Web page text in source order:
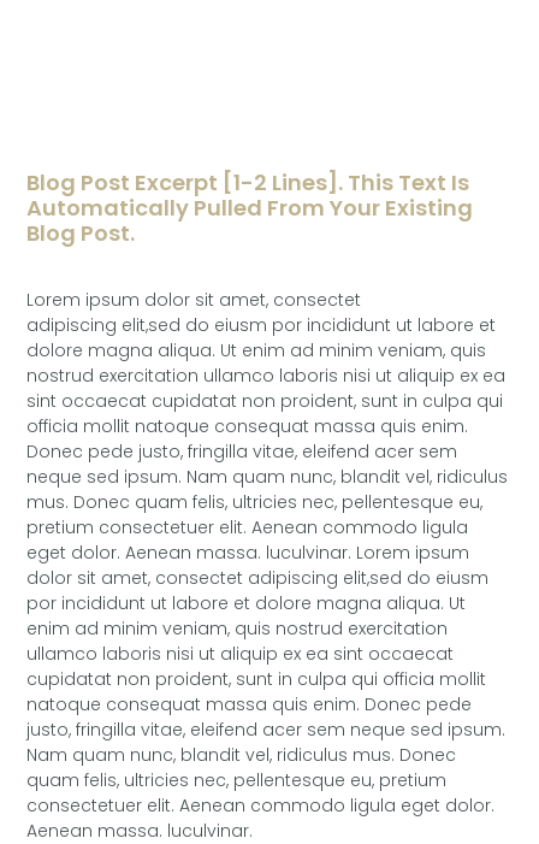
Blog Post Excerpt [1-2 Lines]. This Text Is
Automatically Pulled From Your Existing
Blog Post.
Lorem ipsum dolor sit amet, consectet
adipiscing elit,sed do eiusm por incididunt ut labore et
dolore magna aliqua. Ut enim ad minim veniam, quis
nostrud exercitation ullamco laboris nisi ut aliquip ex ea
sint occaecat cupidatat non proident, sunt in culpa qui
officia mollit natoque consequat massa quis enim.
Donec pede justo, fringilla vitae, eleifend acer sem
neque sed ipsum. Nam quam nunc, blandit vel, ridiculus
mus. Donec quam felis, ultricies nec, pellentesque eu,
pretium consectetuer elit. Aenean commodo ligula
eget dolor. Aenean massa. luculvinar. Lorem ipsum
dolor sit amet, consectet adipiscing elit,sed do eiusm
por incididunt ut labore et dolore magna aliqua. Ut
enim ad minim veniam, quis nostrud exercitation
ullamco laboris nisi ut aliquip ex ea sint occaecat
cupidatat non proident, sunt in culpa qui officia mollit
natoque consequat massa quis enim. Donec pede
justo, fringilla vitae, eleifend acer sem neque sed ipsum.
Nam quam nunc, blandit vel, ridiculus mus. Donec
quam felis, ultricies nec, pellentesque eu, pretium
consectetuer elit. Aenean commodo ligula eget dolor.
Aenean massa. luculvinar.